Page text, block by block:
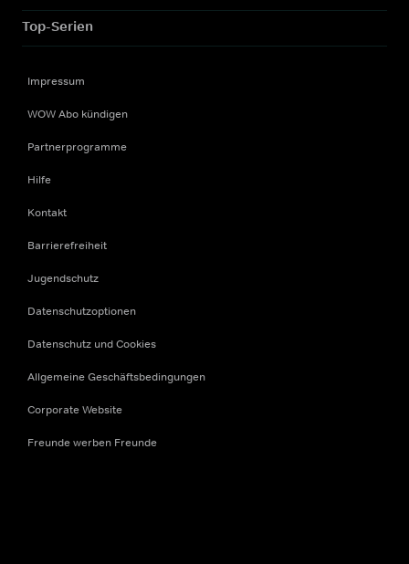
Top-Serien
Impressum
WOW Abo kündigen
Partnerprogramme
Hilfe
Kontakt
Barrierefreiheit
Jugendschutz
Datenschutzoptionen
Datenschutz und Cookies
Allgemeine Geschäftsbedingungen
Corporate Website
Freunde werben Freunde